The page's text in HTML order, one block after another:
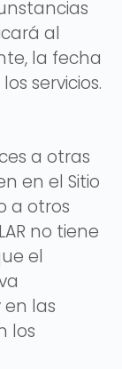
al
la fecha
servicios.
a otras
en el Sitio
a otros
no tiene
el
las
los